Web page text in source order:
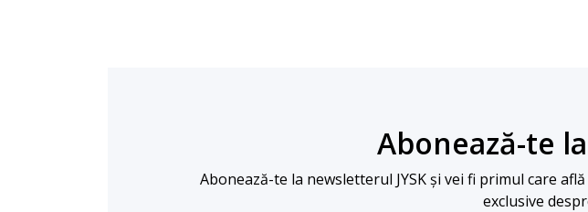
Abonează-te
Abonează-te la newsletterul JYSK și vei fi primul care
exclusive